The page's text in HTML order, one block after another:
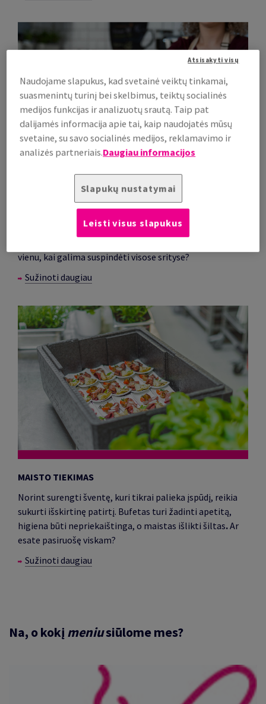
PARDUOTUVĖS IR KRAUTUVĖLĖS
Išskirtinė ir draugiška aplinkai pakuotė? Puikūs
vienu, kai galima suspindėti visose srityse?
Sužinoti daugiau
MAISTO TIEKIMAS
Norint surengti šventę, kuri tikrai palieka įspūdį, reikia
sukurti išskirtinę patirtį. Bufetas turi žadinti apetitą,
higiena būti nepriekaištinga, o maistas išlikti šiltas.Ar
esate pasiruošę viskam?
Sužinoti daugiau
Na, o kokį meniusiūlome mes?
Naudojame slapukus, kad svetainė veiktų tinkamai,
suasmenintų turinį bei skelbimus, teiktų socialinės
medijos funkcijas ir analizuotų srautą. Taip pat
dalijamės informacija apie tai, kaip naudojatės mūsų
svetaine, su savo socialinės medijos, reklamavimo ir
analizės partneriais.Daugiau informacijos
Slapukų nustatymai
Atsisakyti visų
Leisti visus slapukus